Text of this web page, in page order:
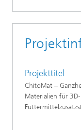
Projekttitel
ChitoMat –
Materialien für